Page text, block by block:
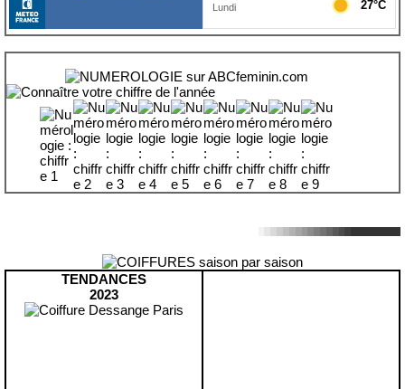
TENDANCES
2023